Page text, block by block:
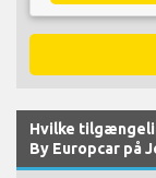
Hvilke
By Europcar på